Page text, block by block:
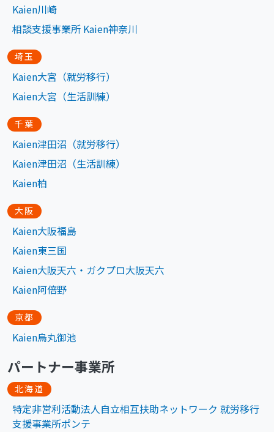
Kaien川崎
相談支援事業所 Kaien神奈川
埼玉
Kaien大宮（就労移行）
Kaien大宮（生活訓練）
千葉
Kaien津田沼（就労移行）
Kaien津田沼（生活訓練）
Kaien柏
大阪
Kaien大阪福島
Kaien東三国
Kaien大阪天六・ガクプロ大阪天六
Kaien阿倍野
京都
Kaien烏丸御池
パートナー事業所
北海道
特定非営利活動法人自立相互扶助ネットワーク 就労移行
支援事業所ポンテ